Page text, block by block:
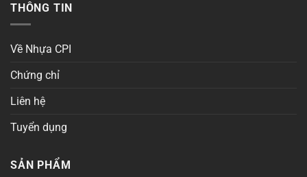
THÔNG TIN
Về Nhựa CPI
Chứng chỉ
Liên hệ
Tuyển dụng
SẢN PHẨM